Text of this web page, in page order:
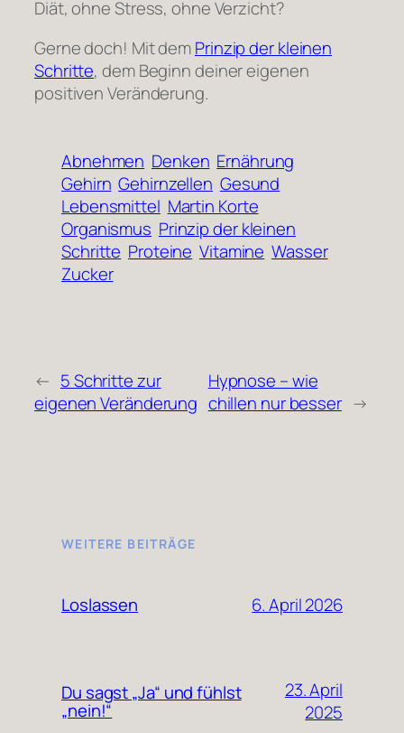
Diät, ohne Stress, ohne Verzicht?
Gerne doch! Mit demPrinzip der kleinen
Schritte, dem Beginn deiner eigenen
positiven Veränderung.
Abnehmen Denken Ernährung
Gehirn Gehirnzellen Gesund
Lebensmittel Martin Korte
Organismus Prinzip der kleinen
Schritte Proteine Vitamine Wasser
Zucker
← 5 Schritte zur
eigenen Veränderung
Hypnose – wie
chillen nur besser →
WEITERE BEITRÄGE
Loslassen 6. April 2026
Du sagst „Ja“ und fühlst
„nein!“
23. April
2025